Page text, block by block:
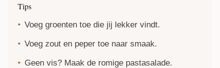
Tips
Voeg groenten toe die jij lekker vindt.
Voeg zout en peper toe naar smaak.
Geen vis? Maak de romige pastasalade.